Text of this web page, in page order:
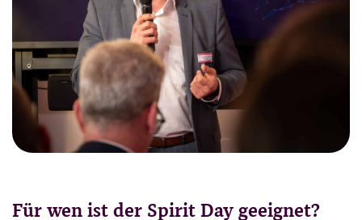
Für wen ist der Spirit Day geeignet?